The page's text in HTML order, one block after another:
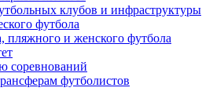
клубов и инфраструктуры
футбола
пляжного и женского футбола
соревнований
футболистов